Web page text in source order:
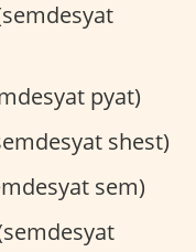
pyat)
shest)
sem)